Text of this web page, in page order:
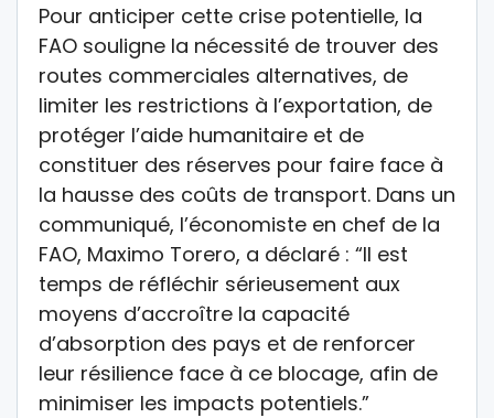
Pour anticiper cette crise potentielle, la
FAO souligne la nécessité de trouver des
routes commerciales alternatives, de
limiter les restrictions à l’exportation, de
protéger l’aide humanitaire et de
constituer des réserves pour faire face à
la hausse des coûts de transport. Dans un
communiqué, l’économiste en chef de la
FAO, Maximo Torero, a déclaré : “Il est
temps de réfléchir sérieusement aux
moyens d’accroître la capacité
d’absorption des pays et de renforcer
leur résilience face à ce blocage, afin de
minimiser les impacts potentiels.”